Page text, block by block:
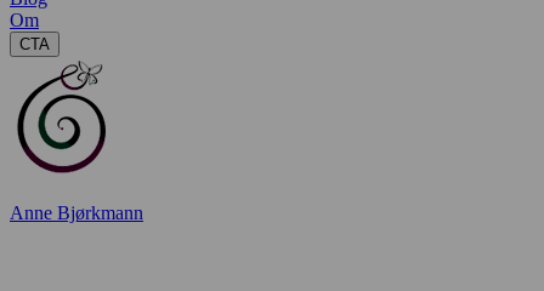
Om
CTA
Anne Bjørkmann